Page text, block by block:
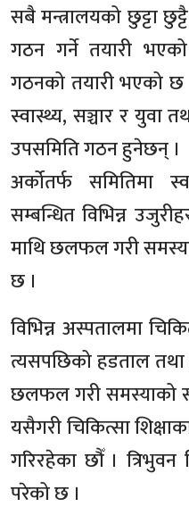
सबै मन्त्रालयको छुट्टा
गठन गर्ने तयारी
गठनको तयारी भएको छ ।
स्वास्थ्य, सञ्चार र
उपसमिति गठन हुनेछन् ।
अर्कोतर्फ समितिमा
सम्बन्धित विभिन्न
माथि छलफल गरी
छ ।
विभिन्न अस्पतालमा
त्यसपछिको हडताल
छलफल गरी समस्याको
यसैगरी चिकित्सा
गरिरहेका छौँ । त्रिभुवन
परेको छ ।